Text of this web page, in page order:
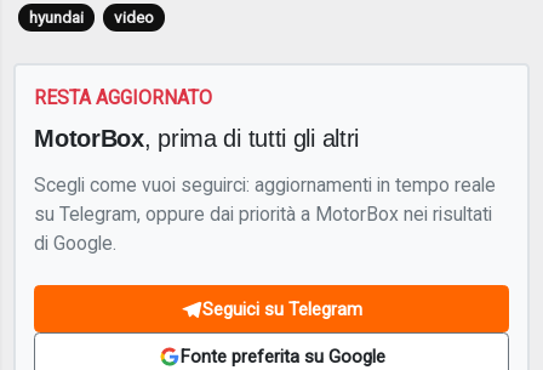
hyundai video
RESTA AGGIORNATO
MotorBox, prima di tutti gli altri
Scegli come vuoi seguirci: aggiornamenti in tempo reale
su Telegram, oppure dai priorità a MotorBox nei risultati
di Google.
Seguici su Telegram
Fonte preferita su Google